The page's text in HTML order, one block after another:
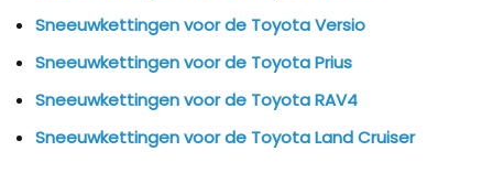
Sneeuwkettingen voor de Toyota Versio
Sneeuwkettingen voor de Toyota Prius
Sneeuwkettingen voor de Toyota RAV4
Sneeuwkettingen voor de Toyota Land Cruiser